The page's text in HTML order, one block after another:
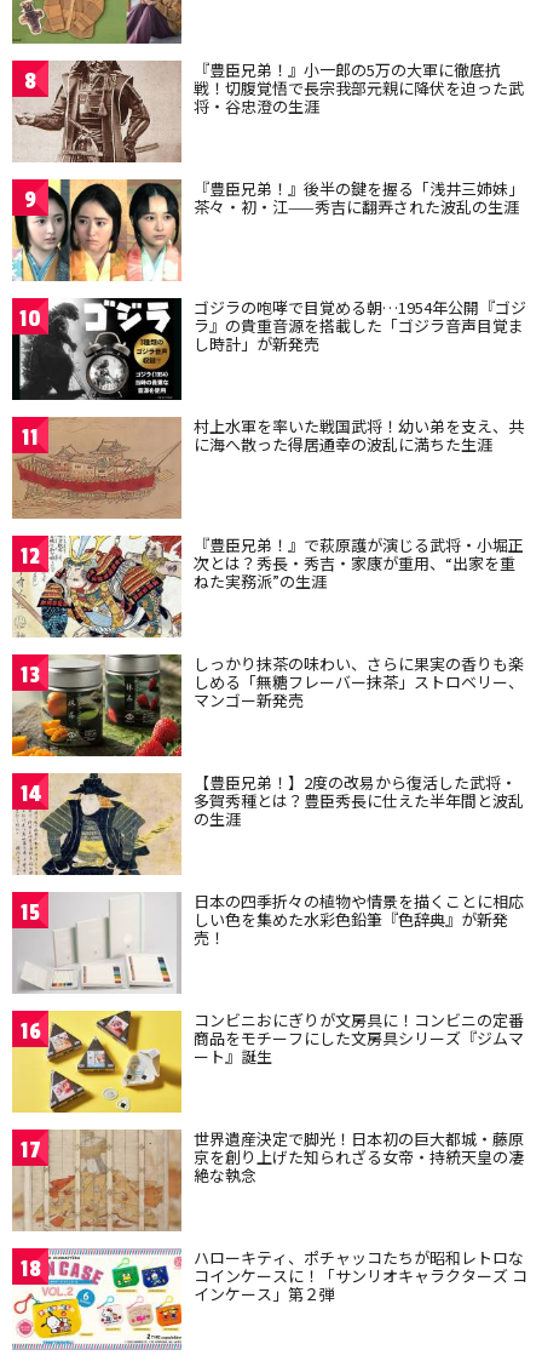
8 『豊臣兄弟！』小一郎の5万の大軍に徹底抗
戦！切腹覚悟で長宗我部元親に降伏を迫った武
将・谷忠澄の生涯
9 『豊臣兄弟！』後半の鍵を握る「浅井三姉妹」
茶々・初・江——秀吉に翻弄された波乱の生涯
10 ゴジラの咆哮で目覚める朝…1954年公開『ゴジ
ラ』の貴重音源を搭載した「ゴジラ音声目覚ま
し時計」が新発売
11 村上水軍を率いた戦国武将！幼い弟を支え、共
に海へ散った得居通幸の波乱に満ちた生涯
12 『豊臣兄弟！』で萩原護が演じる武将・小堀正
次とは？秀長・秀吉・家康が重用、“出家を重
ねた実務派”の生涯
13 しっかり抹茶の味わい、さらに果実の香りも楽
しめる「無糖フレーバー抹茶」ストロベリー、
マンゴー新発売
14 【豊臣兄弟！】2度の改易から復活した武将・
多賀秀種とは？豊臣秀長に仕えた半年間と波乱
の生涯
15 日本の四季折々の植物や情景を描くことに相応
しい色を集めた水彩色鉛筆『色辞典』が新発
売！
16 コンビニおにぎりが文房具に！コンビニの定番
商品をモチーフにした文房具シリーズ『ジムマ
ート』誕生
17 世界遺産決定で脚光！日本初の巨大都城・藤原
京を創り上げた知られざる女帝・持統天皇の凄
絶な執念
18 ハローキティ、ポチャッコたちが昭和レトロな
コインケースに！「サンリオキャラクターズ コ
インケース」第２弾